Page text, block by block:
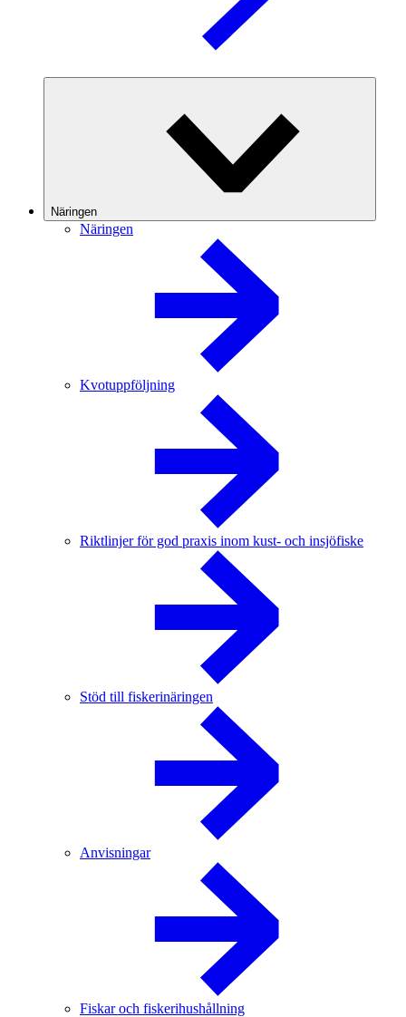
Näringen
Näringen
Kvotuppföljning
Riktlinjer för god praxis inom kust- och insjöfiske
Stöd till fiskerinäringen
Anvisningar
Fiskar och fiskerihushållning